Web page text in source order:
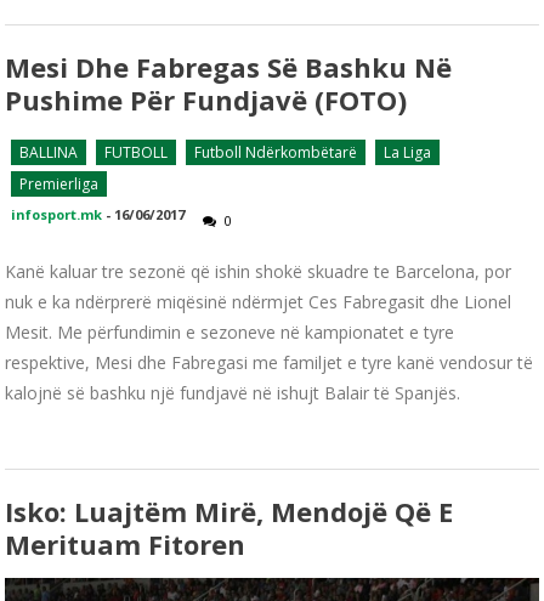
Mesi Dhe Fabregas Së Bashku Në
Pushime Për Fundjavë (FOTO)
BALLINA FUTBOLL Futboll Ndërkombëtarë
La Liga
Premierliga
infosport.mk - 16/06/2017 0
Kanë kaluar tre sezonë që ishin shokë skuadre te Barcelona, por
nuk e ka ndërprerë miqësinë ndërmjet Ces Fabregasit dhe Lionel
Mesit. Me përfundimin e sezoneve në kampionatet e tyre
respektive, Mesi dhe Fabregasi me familjet e tyre kanë vendosur të
kalojnë së bashku një fundjavë në ishujt Balair të Spanjës.
Isko: Luajtëm Mirë, Mendojë Që E
Merituam Fitoren